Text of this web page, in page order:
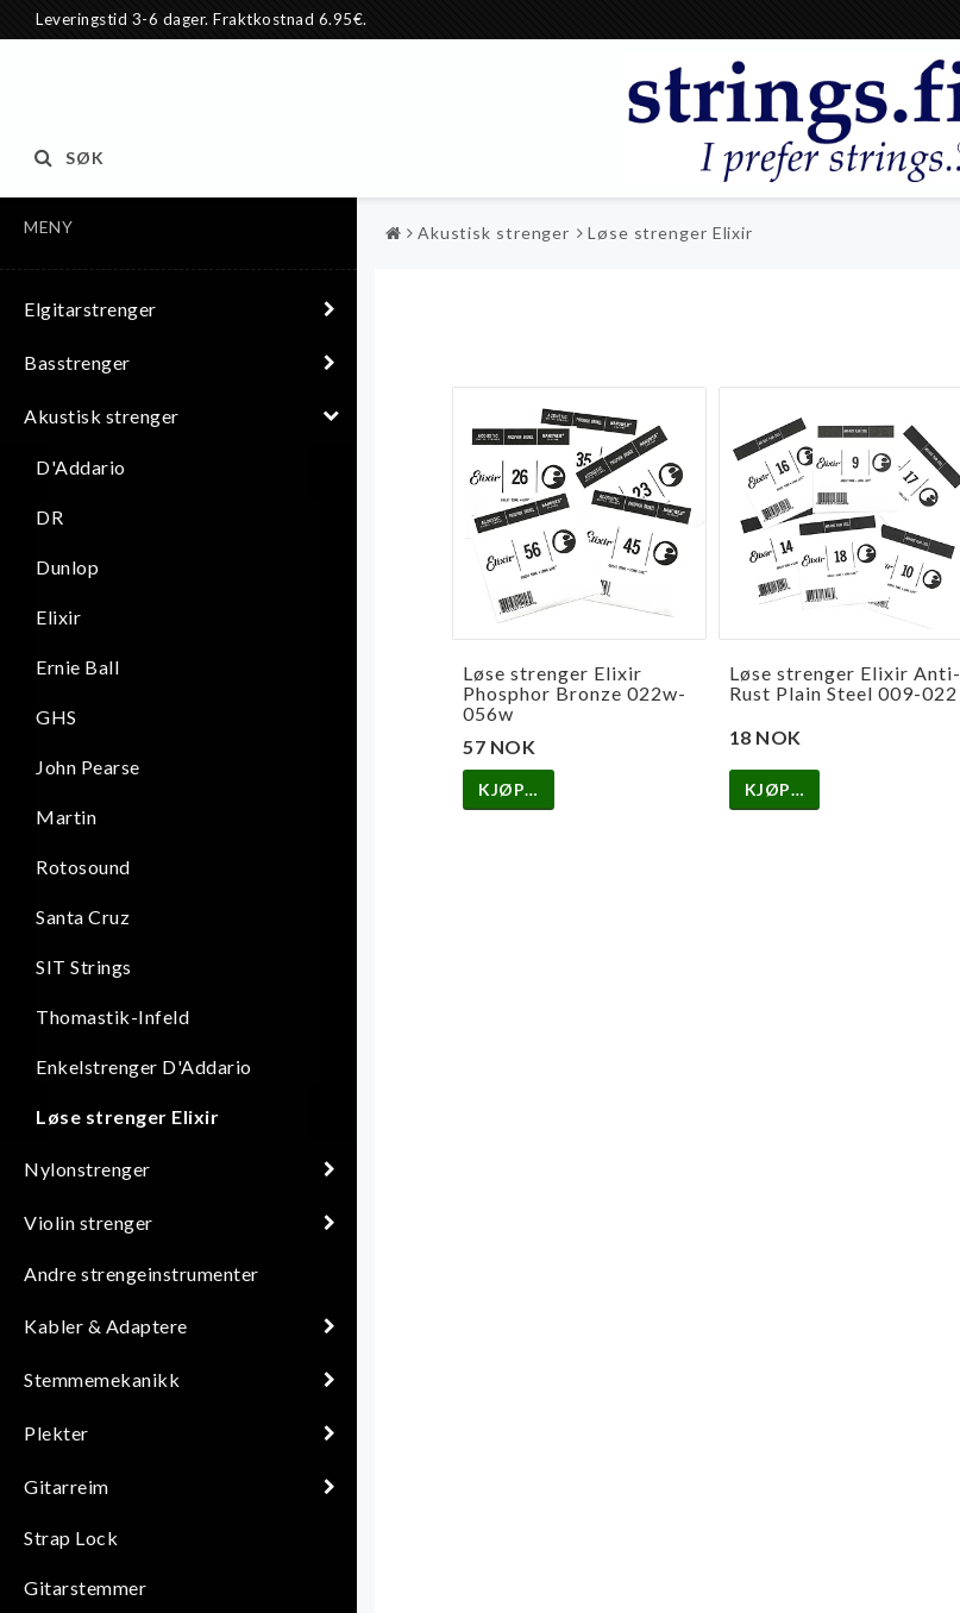
Leveringstid 3-6 dager. Fraktkostnad 6.95€.
SØK
MENY
Elgitarstrenger
Basstrenger
Akustisk strenger
D'Addario
DR
Dunlop
Elixir
Ernie Ball
GHS
John Pearse
Martin
Rotosound
Santa Cruz
SIT Strings
Thomastik-Infeld
Enkelstrenger D'Addario
Løse strenger Elixir
Nylonstrenger
Violin strenger
Andre strengeinstrumenter
Kabler & Adaptere
Stemmemekanikk
Plekter
Gitarreim
Strap Lock
Gitarstemmer
Akustisk strenger Løse strenger Elixir
Løse strenger Elixir
Phosphor Bronze 022w-
056w
57 NOK
KJØP…
Løse strenger Elixir Anti-
Rust Plain Steel 009-022
18 NOK
KJØP…